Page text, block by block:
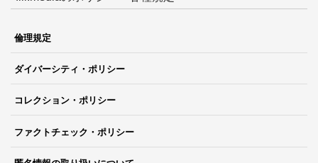
倫理規定
ダイバーシティ・ポリシー
コレクション・ポリシー
ファクトチェック・ポリシー